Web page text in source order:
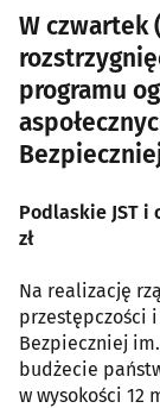
W czwartek
programu
Podlaskie JST i
zł
Na realizację
przestępczości i
Bezpieczniej im.
budżecie
w wysokości 12